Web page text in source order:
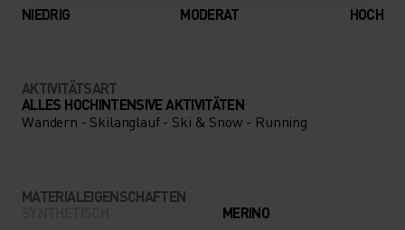
NIEDRIG MODERAT HOCH
AKTIVITÄTSART
ALLES HOCHINTENSIVE AKTIVITÄTEN
Wandern - Skilanglauf - Ski & Snow - Running
MATERIALEIGENSCHAFTEN
MERINO